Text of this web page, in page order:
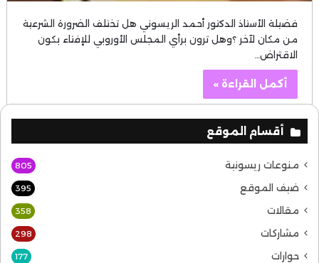
فضيلة الأستاذ الدكتور أحمد الريسوني هل تختلف الضرورة الشرعية
من مكان لآخر ؟وهل ترون برأي المجلس الأوروبي للإفتاء بكون
الاقتراض…
أكمل القراءة »
أقسام الموقع
منوعات ريسونية 805
ضيف الموقع 395
مقالات 358
مشاركات 298
حوارات 177